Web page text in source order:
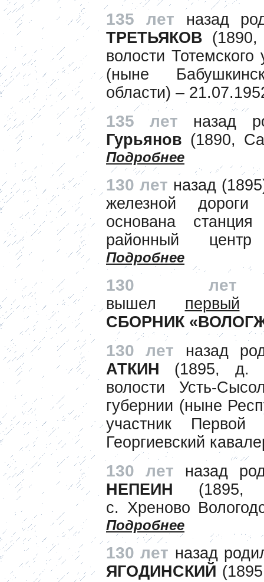
135 лет назад
ТРЕТЬЯКОВ (1890,
волости Тотемского
(ныне
области) –
135 лет назад
Гурьянов (1890,
Подробнее
130 лет назад
железной
основана станция
районный центр
Подробнее
130
вышел первый
СБОРНИК
130 лет назад
АТКИН (1895, д.
волости Усть-
губернии (ныне
участник
Георгиевский
130 лет назад
НЕПЕИН (1895,
с. Хреново
Подробнее
130 лет назад
ЯГОДИНСКИЙ